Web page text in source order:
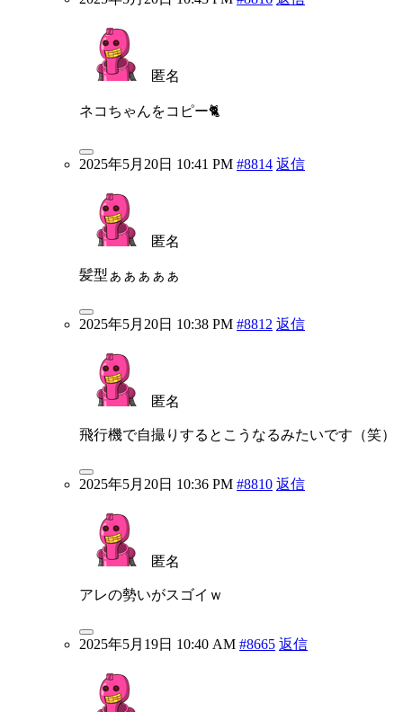
匿名
ネコちゃんをコピー🐈
2025年5月20日 10:41 PM #8814 返信
匿名
髪型ぁぁぁぁぁ
2025年5月20日 10:38 PM #8812 返信
匿名
飛行機で自撮りするとこうなるみたいです（笑）
2025年5月20日 10:36 PM #8810 返信
匿名
アレの勢いがスゴイｗ
2025年5月19日 10:40 AM #8665 返信